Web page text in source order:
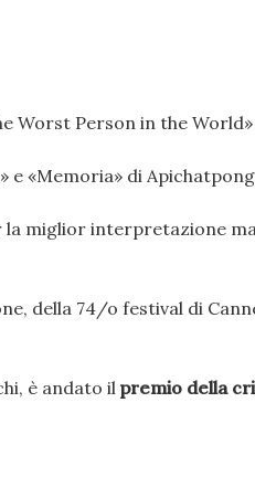
Worst Person in the World»
e «Memoria» di
la miglior interpretazione
della 74/o festival di
è andato ilpremio della